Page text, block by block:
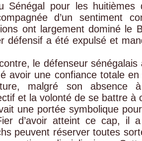
Sénégal pour les
d’un sentiment
ont largement dominé le
défensif a été expulsé et
le défenseur
avoir une confiance totale
malgré son absence
et la volonté de se battre à
une portée symbolique
d’avoir atteint ce cap, il
peuvent réserver toutes